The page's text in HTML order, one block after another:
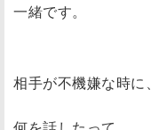
一緒です。
相手が不機嫌な時に、